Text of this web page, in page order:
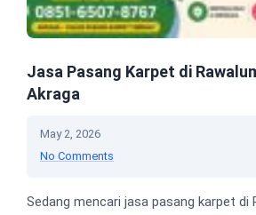
Jasa Pasang Karpet di
Akraga
May 2, 2026
No Comments
Sedang mencari jasa pasang karpet di